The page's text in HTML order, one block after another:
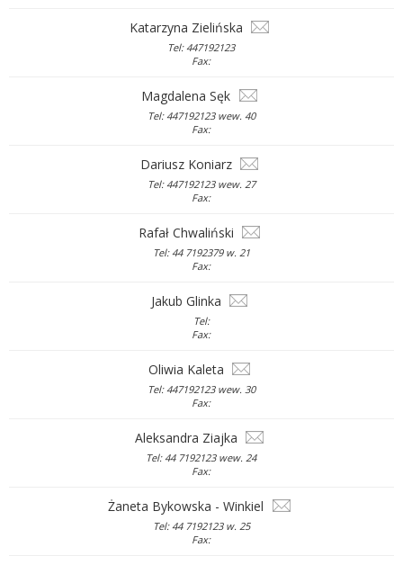
Katarzyna Zielińska
Tel: 447192123
Fax:
Magdalena Sęk
Tel: 447192123 wew. 40
Fax:
Dariusz Koniarz
Tel: 447192123 wew. 27
Fax:
Rafał Chwaliński
Tel: 44 7192379 w. 21
Fax:
Jakub Glinka
Tel:
Fax:
Oliwia Kaleta
Tel: 447192123 wew. 30
Fax:
Aleksandra Ziajka
Tel: 44 7192123 wew. 24
Fax:
Żaneta Bykowska - Winkiel
Tel: 44 7192123 w. 25
Fax: